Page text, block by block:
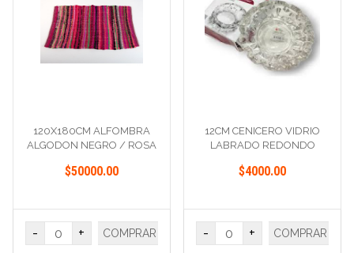
120X180CM ALFOMBRA
ALGODON NEGRO / ROSA
$50000.00
- + COMPRAR
12CM CENICERO VIDRIO
LABRADO REDONDO
$4000.00
- + COMPRAR